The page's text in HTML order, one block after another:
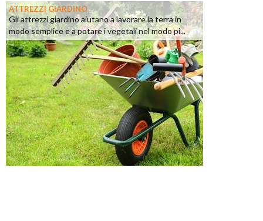
ATTREZZI GIARDINO
Gli attrezzi giardino aiutano a lavorare la terra in
modo semplice e a potare i vegetali nel modo pi...